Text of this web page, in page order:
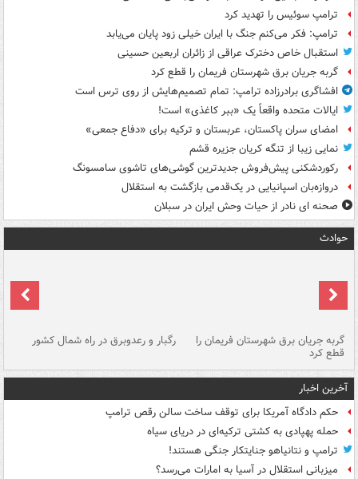
ترامپ سوئیس را تهدید کرد
ترامپ: فکر می‌کنم جنگ با ایران خیلی زود پایان می‌یابد
استقبال خاص دخترک عراقی از زائران اربعین حسینی
گربه جریان برق شهرستان فریمان را قطع کرد
افشاگری برادرزاده ترامپ: تمام تصمیم‌هایش از روی ترس است
ایالات متحده واقعاً یک «ببر کاغذی» است!
امضای سران پاکستان، عربستان و ترکیه برای «دفاع جمعی»
نمایی زیبا از تنگه کریان جزیره قشم
رکوردشکنی پیش‌فروش جدیدترین گوشی‌های تاشوی سامسونگ
دروازه‌بان اسپانیایی در یک‌قدمی بازگشت به استقلال
صحنه ای نادر از حیات وحش ایران در سبلان
حوادث
گربه جریان برق شهرستان فریمان را
قطع کرد
رگبار و رعدوبرق در راه شمال کشور
آخرین اخبار
حکم دادگاه آمریکا برای توقف ساخت سالن رقص ترامپ
حمله پهپادی به کشتی ترکیه‌ای در دریای سیاه
ترامپ و نتانیاهو جنایتکار جنگی هستند!
میزبانی استقلال در آسیا به امارات می‌رسد؟